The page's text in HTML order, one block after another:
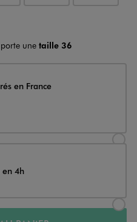
une taille 36
en France
en 4h